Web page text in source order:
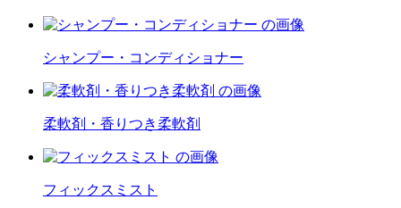
シャンプー・コンディショナー
柔軟剤・香りつき柔軟剤
フィックスミスト